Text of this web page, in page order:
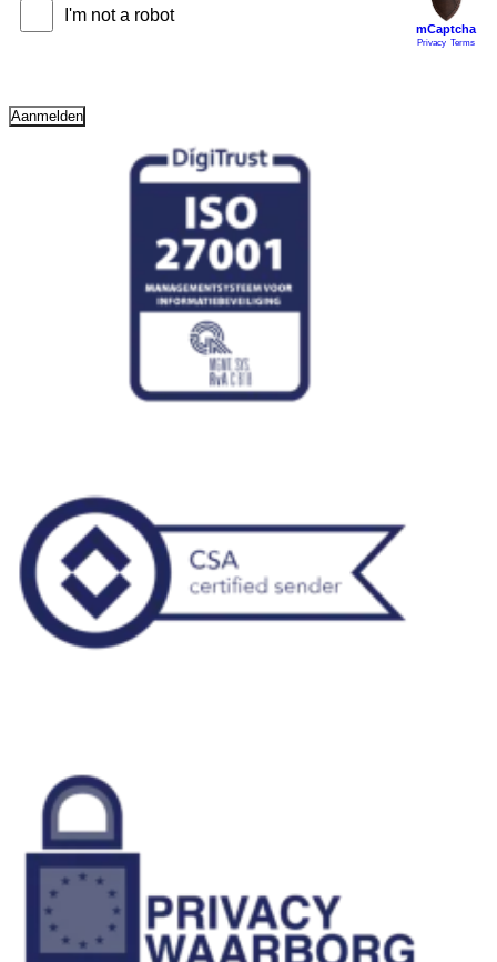
Aanmelden